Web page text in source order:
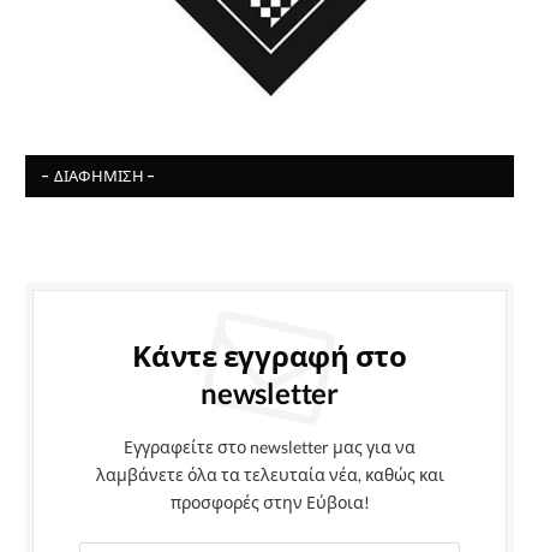
- ΔΙΑΦΉΜΙΣΗ -
Κάντε εγγραφή στο
newsletter
Εγγραφείτε στο newsletter μας για να
λαμβάνετε όλα τα τελευταία νέα, καθώς και
προσφορές στην Εύβοια!